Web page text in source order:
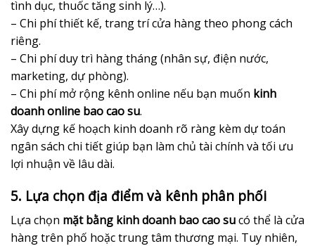
tình dục, thuốc tăng sinh lý…).
– Chi phí thiết kế, trang trí cửa hàng theo phong cách
riêng.
– Chi phí duy trì hàng tháng (nhân sự, điện nước,
marketing, dự phòng).
– Chi phí mở rộng kênh online nếu bạn muốn kinh
doanh online bao cao su.
Xây dựng kế hoạch kinh doanh rõ ràng kèm dự toán
ngân sách chi tiết giúp bạn làm chủ tài chính và tối ưu
lợi nhuận về lâu dài.
5. Lựa chọn địa điểm và kênh phân phối
Lựa chọn mặt bằng kinh doanh bao cao sucó thể là cửa
hàng trên phố hoặc trung tâm thương mại. Tuy nhiên,